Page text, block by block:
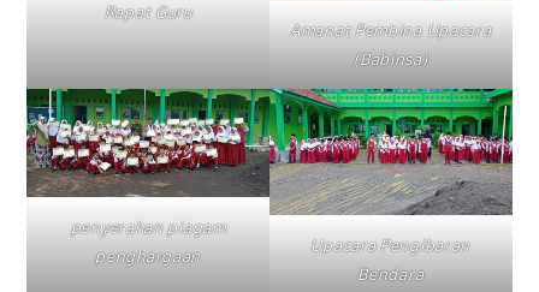
Rapat Guru
Amanat Pembina Upacara
(Babinsa)
penyerahan piagam
penghargaan
Upacara Pengibaran
Bendara